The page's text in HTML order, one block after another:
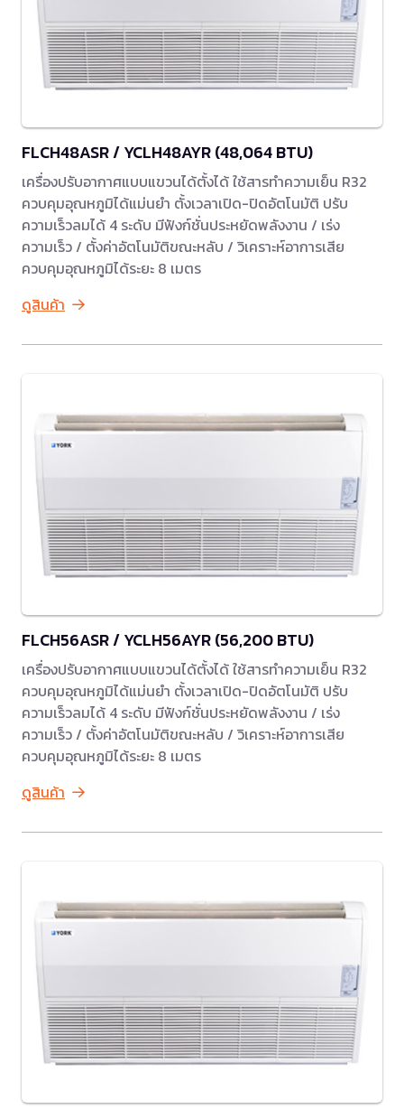
FLCH48ASR / YCLH48AYR (48,064 BTU)
เครื่องปรับอากาศแบบแขวนได้ตั้งได้ ใช้สารทำความเย็น R32
ควบคุมอุณหภูมิได้แม่นยำ ตั้งเวลาเปิด-ปิดอัตโนมัติ ปรับ
ความเร็วลมได้ 4 ระดับ มีฟังก์ชั่นประหยัดพลังงาน / เร่ง
ความเร็ว / ตั้งค่าอัตโนมัติขณะหลับ / วิเคราะห์อาการเสีย
ควบคุมอุณหภูมิได้ระยะ 8 เมตร
ดูสินค้า
FLCH56ASR / YCLH56AYR (56,200 BTU)
เครื่องปรับอากาศแบบแขวนได้ตั้งได้ ใช้สารทำความเย็น R32
ควบคุมอุณหภูมิได้แม่นยำ ตั้งเวลาเปิด-ปิดอัตโนมัติ ปรับ
ความเร็วลมได้ 4 ระดับ มีฟังก์ชั่นประหยัดพลังงาน / เร่ง
ความเร็ว / ตั้งค่าอัตโนมัติขณะหลับ / วิเคราะห์อาการเสีย
ควบคุมอุณหภูมิได้ระยะ 8 เมตร
ดูสินค้า